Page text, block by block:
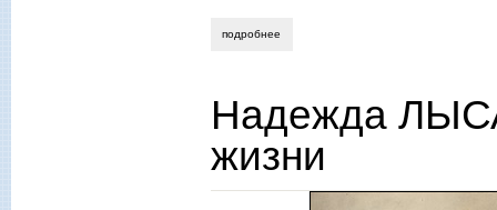
подробнее
Надежда
жизни